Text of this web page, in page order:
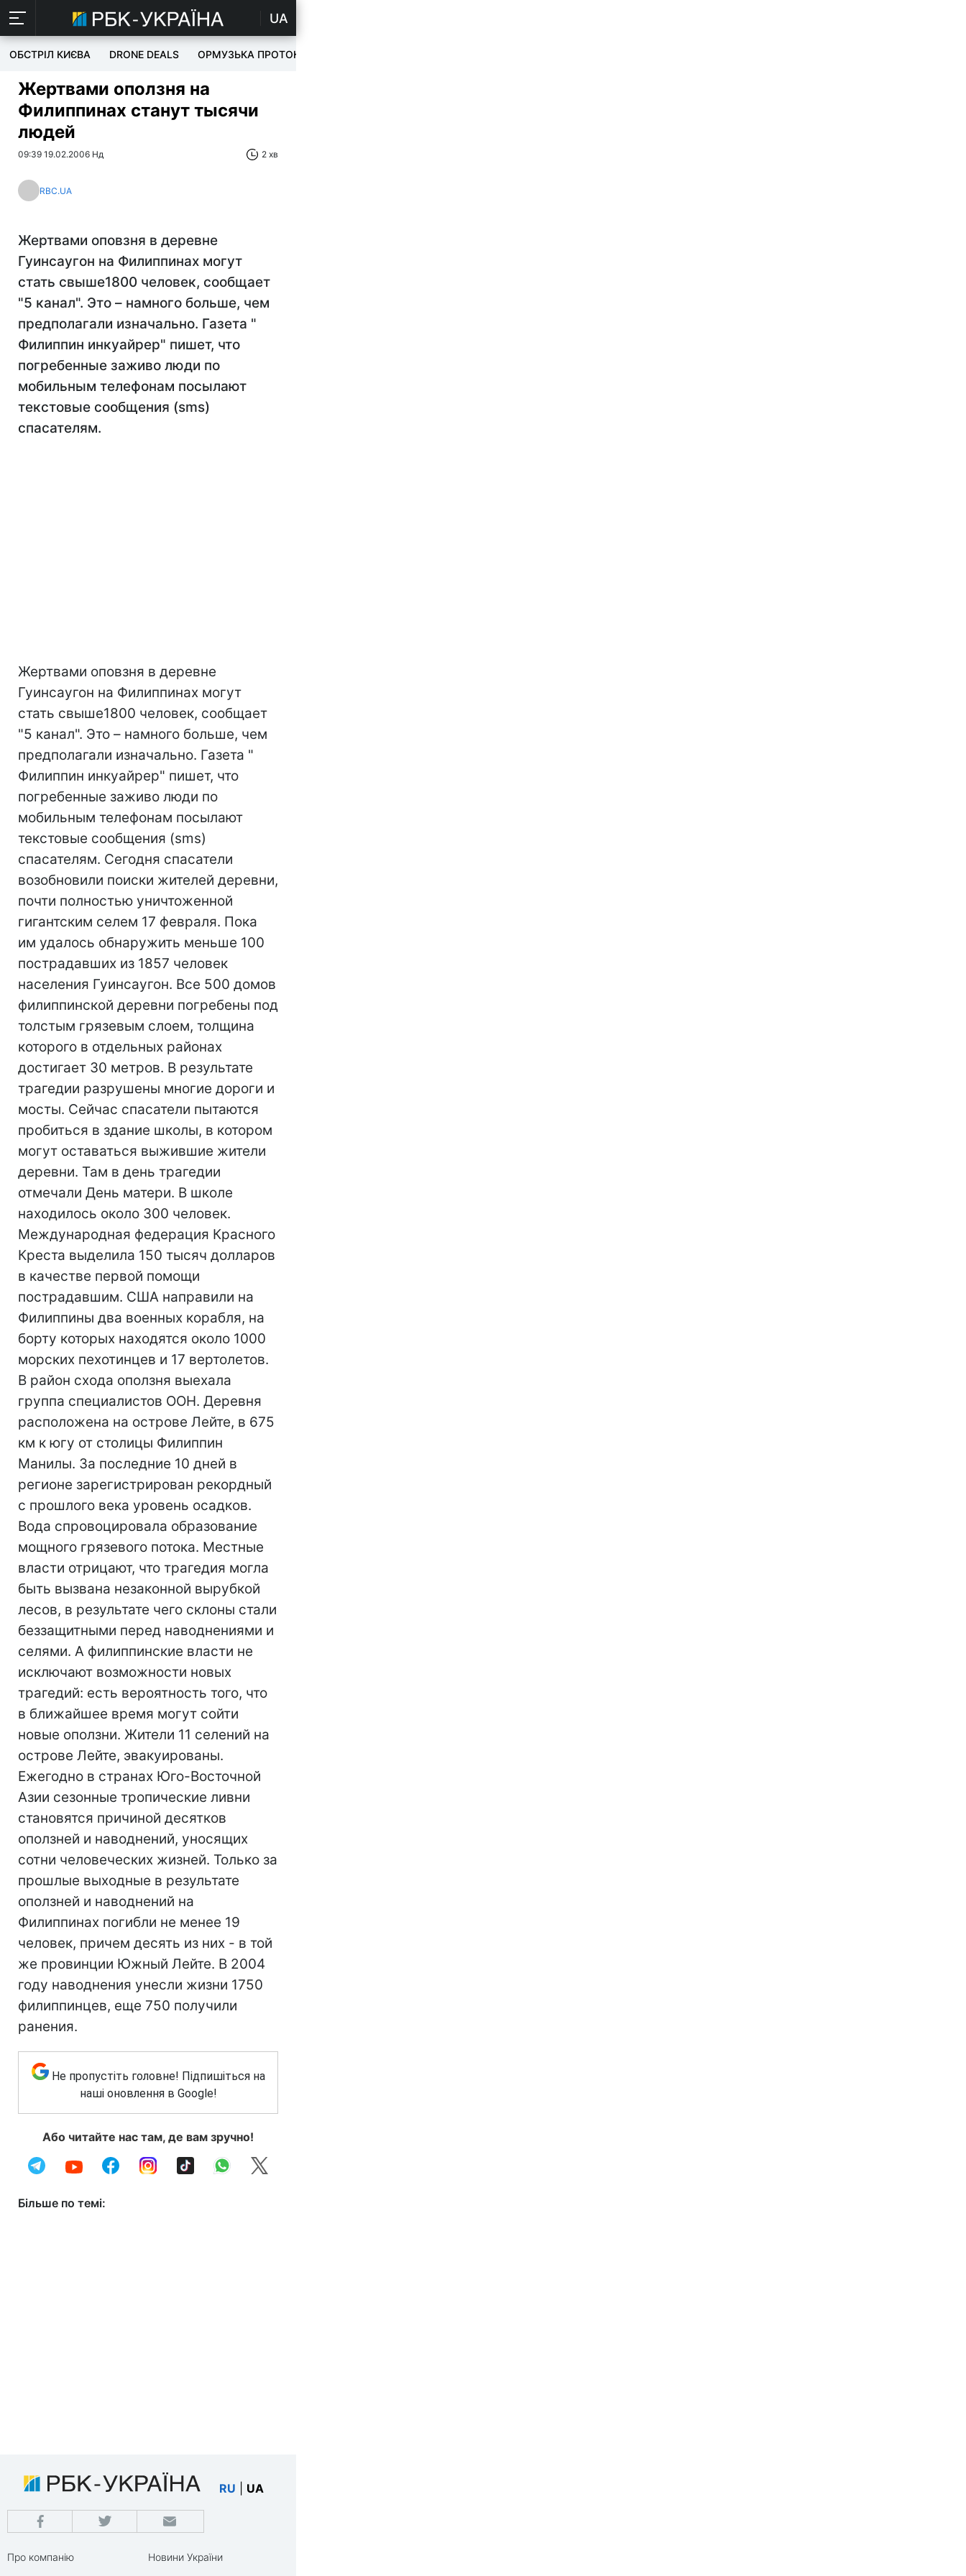
UA
ОБСТРІЛ КИЄВА DRONE DEALS ОРМУЗЬКА ПРОТОКА
Жертвами оползня на
Филиппинах станут тысячи
людей
09:39 19.02.2006 Нд 2 хв
RBC.UA
Жертвами оповзня в деревне
Гуинсаугон на Филиппинах могут
стать свыше1800 человек, сообщает
"5 канал". Это – намного больше, чем
предполагали изначально. Газета "
Филиппин инкуайрер" пишет, что
погребенные заживо люди по
мобильным телефонам посылают
текстовые сообщения (sms)
спасателям.
Жертвами оповзня в деревне
Гуинсаугон на Филиппинах могут
стать свыше1800 человек, сообщает
"5 канал". Это – намного больше, чем
предполагали изначально. Газета "
Филиппин инкуайрер" пишет, что
погребенные заживо люди по
мобильным телефонам посылают
текстовые сообщения (sms)
спасателям. Сегодня спасатели
возобновили поиски жителей деревни,
почти полностью уничтоженной
гигантским селем 17 февраля. Пока
им удалось обнаружить меньше 100
пострадавших из 1857 человек
населения Гуинсаугон. Все 500 домов
филиппинской деревни погребены под
толстым грязевым слоем, толщина
которого в отдельных районах
достигает 30 метров. В результате
трагедии разрушены многие дороги и
мосты. Сейчас спасатели пытаются
пробиться в здание школы, в котором
могут оставаться выжившие жители
деревни. Там в день трагедии
отмечали День матери. В школе
находилось около 300 человек.
Международная федерация Красного
Креста выделила 150 тысяч долларов
в качестве первой помощи
пострадавшим. США направили на
Филиппины два военных корабля, на
борту которых находятся около 1000
морских пехотинцев и 17 вертолетов.
В район схода оползня выехала
группа специалистов ООН. Деревня
расположена на острове Лейте, в 675
км к югу от столицы Филиппин
Манилы. За последние 10 дней в
регионе зарегистрирован рекордный
с прошлого века уровень осадков.
Вода спровоцировала образование
мощного грязевого потока. Местные
власти отрицают, что трагедия могла
быть вызвана незаконной вырубкой
лесов, в результате чего склоны стали
беззащитными перед наводнениями и
селями. А филиппинские власти не
исключают возможности новых
трагедий: есть вероятность того, что
в ближайшее время могут сойти
новые оползни. Жители 11 селений на
острове Лейте, эвакуированы.
Ежегодно в странах Юго-Восточной
Азии сезонные тропические ливни
становятся причиной десятков
оползней и наводнений, уносящих
сотни человеческих жизней. Только за
прошлые выходные в результате
оползней и наводнений на
Филиппинах погибли не менее 19
человек, причем десять из них - в той
же провинции Южный Лейте. В 2004
году наводнения унесли жизни 1750
филиппинцев, еще 750 получили
ранения.
Не пропустіть головне! Підпишіться на
наші оновлення в Google!
Або читайте нас там, де вам зручно!
Більше по темі:
RU UA
Про компанію
Новини України